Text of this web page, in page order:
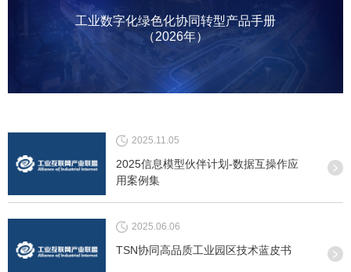
工业数字化绿色化协同转型产品手册
（2026年）
2025.11.05
2025信息模型伙伴计划-数据互操作应
用案例集
2025.06.06
TSN协同高品质工业园区技术蓝皮书